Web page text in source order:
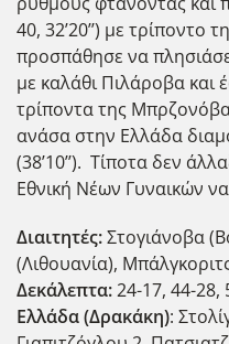
40, 32’20’’) με τρίποντο
προσπάθησε να
με καλάθι Πιλάροβα και
τρίποντα της
ανάσα στην Ελλάδα
(38’10’’). Τίποτα δεν
Εθνική Νέων Γυναικών
Διαιτητές:Στογιάνοβα
(Λιθουανία),
Δεκάλεπτα:24-17, 44-28,
Ελλάδα (Δρακάκη):